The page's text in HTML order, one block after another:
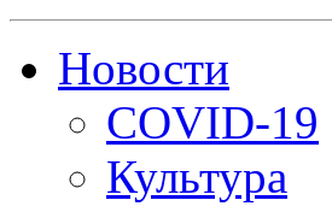
Новости
COVID-19
Культура